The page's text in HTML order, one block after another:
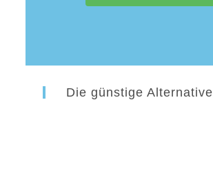
Die günstige Alternative